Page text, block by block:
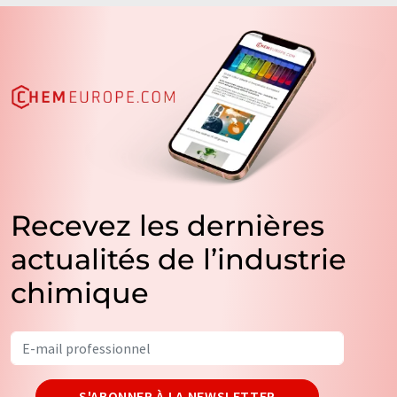
Recevez les dernières
actualités de l’industrie
chimique